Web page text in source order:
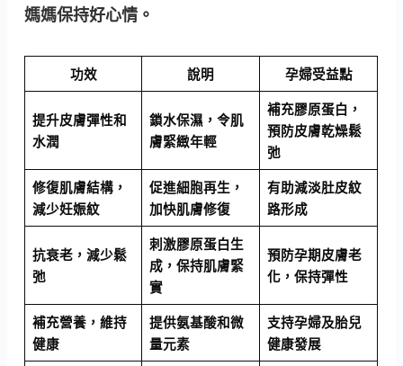
媽媽保持好心情。
功效 說明 孕婦受益點
提升皮膚彈性和
水潤
鎖水保濕，令肌
膚緊緻年輕
補充膠原蛋白，
預防皮膚乾燥鬆
弛
修復肌膚結構，
減少妊娠紋
促進細胞再生，
加快肌膚修復
有助減淡肚皮紋
路形成
抗衰老，減少鬆
弛
刺激膠原蛋白生
成，保持肌膚緊
實
預防孕期皮膚老
化，保持彈性
補充營養，維持
健康
提供氨基酸和微
量元素
支持孕婦及胎兒
健康發展